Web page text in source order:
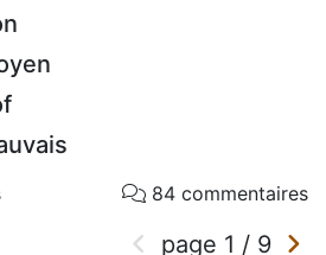
84 commentaires
page 1 / 9